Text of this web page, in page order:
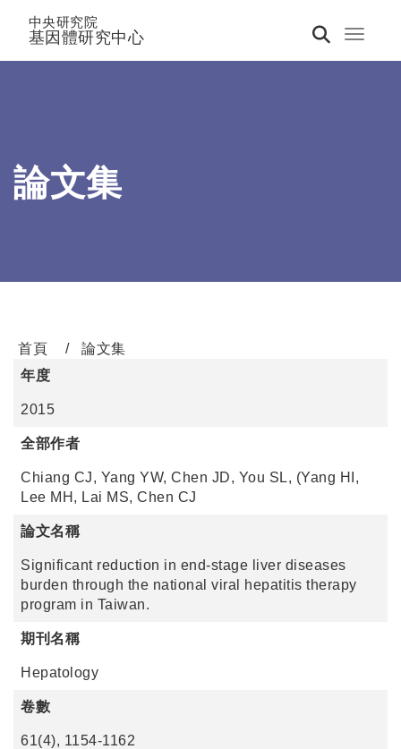
Toggle
中央研究院
基因體研究中心
論文集
首頁
論文集
年度
2015
全部作者
Chiang CJ, Yang YW, Chen JD, You SL, (Yang HI,
Lee MH, Lai MS, Chen CJ
論文名稱
Significant reduction in end-stage liver diseases
burden through the national viral hepatitis therapy
program in Taiwan.
期刊名稱
Hepatology
卷數
61(4), 1154-1162